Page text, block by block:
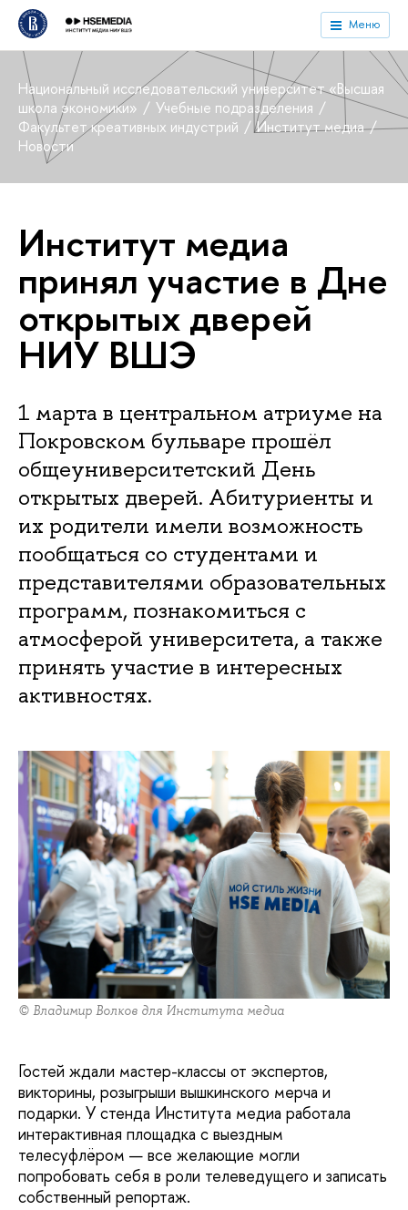
Меню
Национальный исследовательский университет «Высшая
школа экономики»
Учебные подразделения
Факультет креативных индустрий
Институт медиа
Новости
Институт медиа
принял участие в Дне
открытых дверей
НИУ ВШЭ
1 марта в центральном атриуме на
Покровском бульваре прошёл
общеуниверситетский День
открытых дверей. Абитуриенты и
их родители имели возможность
пообщаться со студентами и
представителями образовательных
программ, познакомиться с
атмосферой университета, а также
принять участие в интересных
активностях.
© Владимир Волков для Института медиа
Гостей ждали мастер-классы от экспертов,
викторины, розыгрыши вышкинского мерча и
подарки. У стенда Института медиа работала
интерактивная площадка с выездным
телесуфлёром — все желающие могли
попробовать себя в роли телеведущего и записать
собственный репортаж.